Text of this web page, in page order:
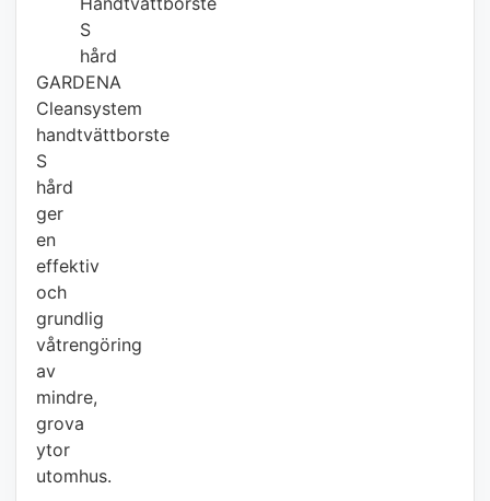
S
hård
GARDENA
Cleansystem
handtvättborste
S
hård
ger
en
effektiv
och
grundlig
våtrengöring
av
mindre,
grova
ytor
utomhus.